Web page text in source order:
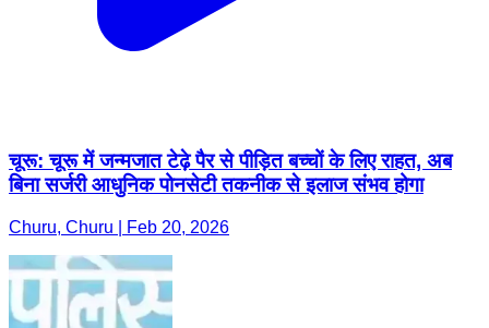
चूरू: चूरू में जन्मजात टेढ़े पैर से पीड़ित बच्चों के लिए राहत, अब
बिना सर्जरी आधुनिक पोनसेटी तकनीक से इलाज संभव होगा
Churu, Churu | Feb 20, 2026